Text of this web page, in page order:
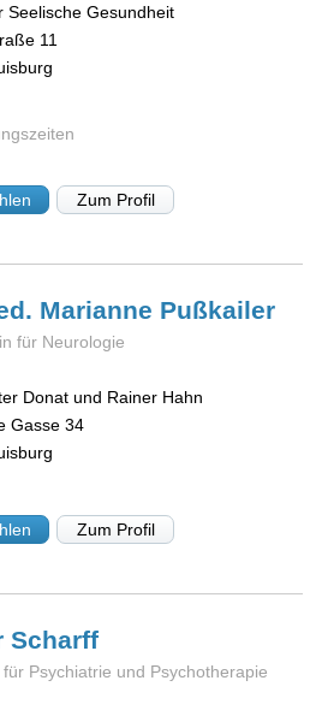
Seelische Gesundheit
11
Zum Profil
Marianne Pußkailer
für Neurologie
Donat und Rainer Hahn
Gasse 34
Zum Profil
Scharff
Psychiatrie und Psychotherapie